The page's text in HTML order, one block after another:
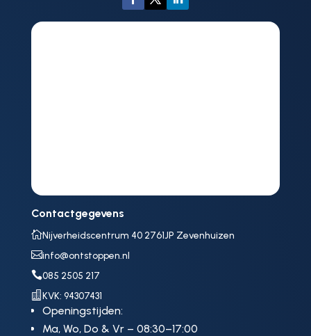
Contactgegevens
Nijverheidscentrum 40 2761JP Zevenhuizen
info@ontstoppen.nl
085 2505 217
 KVK: 94307431
Openingstijden:
Ma, Wo, Do & Vr – 08:30–17:00